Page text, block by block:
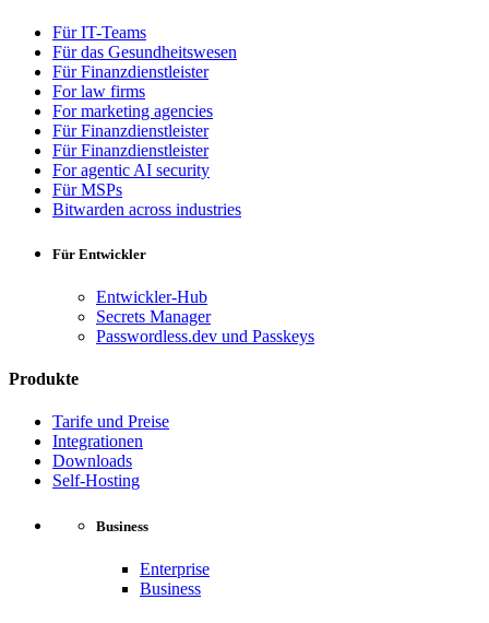
Für IT-Teams
Für das Gesundheitswesen
Für Finanzdienstleister
For law firms
For marketing agencies
Für Finanzdienstleister
Für Finanzdienstleister
For agentic AI security
Für MSPs
Bitwarden across industries
Für Entwickler
Entwickler-Hub
Secrets Manager
Passwordless.dev und Passkeys
Produkte
Tarife und Preise
Integrationen
Downloads
Self-Hosting
Business
Enterprise
Business